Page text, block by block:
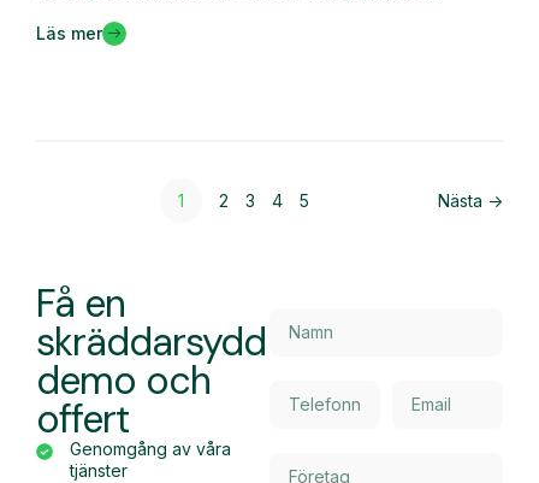
Läs mer
1 2 3 4 5 Nästa ->
Få en
skräddarsydd
demo och
offert
Genomgång av våra
tjänster